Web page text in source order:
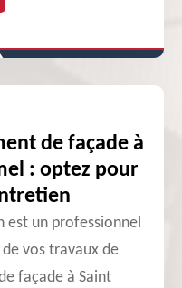
de façade à
: optez pour
est un professionnel
vos travaux de
façade à Saint